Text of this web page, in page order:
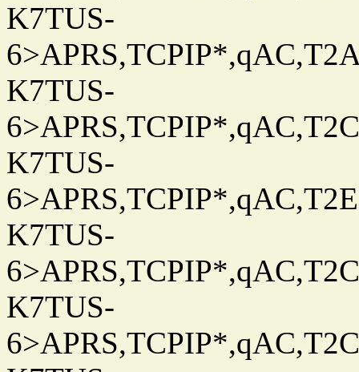
K7TUS-
K7TUS-
K7TUS-
K7TUS-
K7TUS-